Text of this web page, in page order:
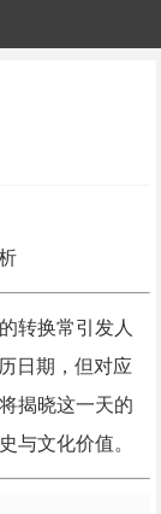
转换常引发人
日期，但对应
揭晓这一天的
与文化价值。